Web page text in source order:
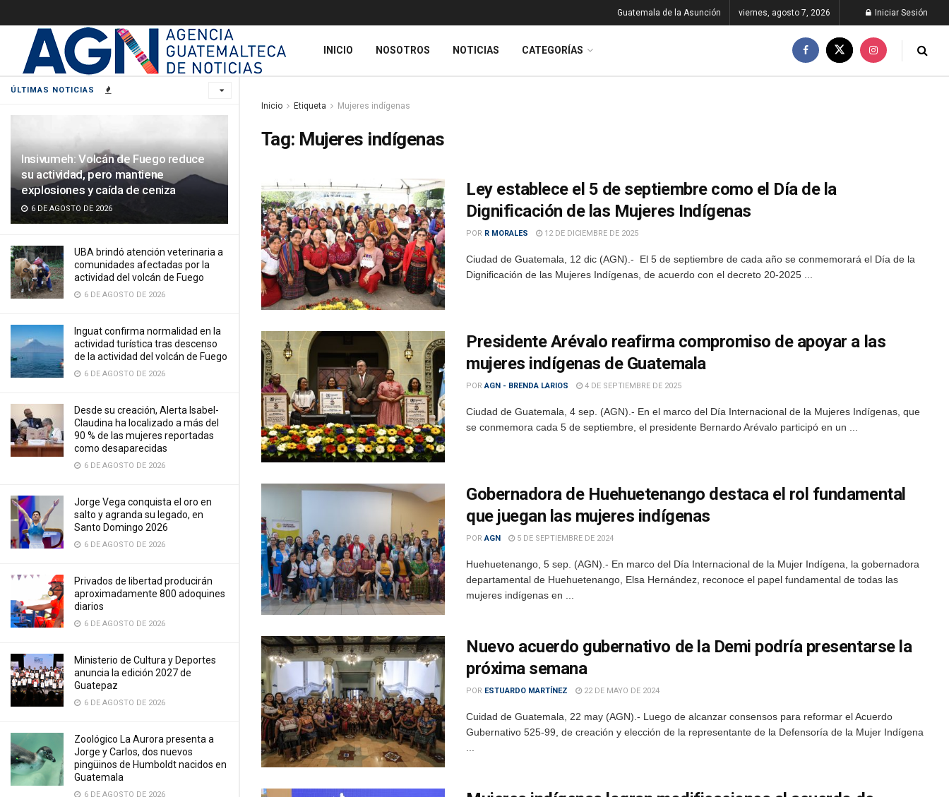
ÚLTIMAS NOTICIAS
Insivumeh: Volcán de Fuego reduce
su actividad, pero mantiene
explosiones y caída de ceniza
6 DE AGOSTO DE 2026
UBA brindó atención veterinaria a
comunidades afectadas por la
actividad del volcán de Fuego
6 DE AGOSTO DE 2026
Inguat confirma normalidad en la
actividad turística tras descenso
de la actividad del volcán de Fuego
6 DE AGOSTO DE 2026
Desde su creación, Alerta Isabel-
Claudina ha localizado a más del
90 % de las mujeres reportadas
como desaparecidas
6 DE AGOSTO DE 2026
Jorge Vega conquista el oro en
salto y agranda su legado, en
Santo Domingo 2026
6 DE AGOSTO DE 2026
Privados de libertad producirán
aproximadamente 800 adoquines
diarios
6 DE AGOSTO DE 2026
Ministerio de Cultura y Deportes
anuncia la edición 2027 de
Guatepaz
6 DE AGOSTO DE 2026
Zoológico La Aurora presenta a
Jorge y Carlos, dos nuevos
pingüinos de Humboldt nacidos en
Guatemala
6 DE AGOSTO DE 2026
Guatemala de la Asunción viernes, agosto 7, 2026 Iniciar Sesión
INICIO NOSOTROS NOTICIAS CATEGORÍAS
Inicio Etiqueta Mujeres indígenas
Tag: Mujeres indígenas
Ley establece el 5 de septiembre como el Día de la
Dignificación de las Mujeres Indígenas
POR R MORALES 12 DE DICIEMBRE DE 2025
Ciudad de Guatemala, 12 dic (AGN).- El 5 de septiembre de cada año se conmemorará el Día de la
Dignificación de las Mujeres Indígenas, de acuerdo con el decreto 20-2025 ...
Presidente Arévalo reafirma compromiso de apoyar a las
mujeres indígenas de Guatemala
POR AGN - BRENDA LARIOS 4 DE SEPTIEMBRE DE 2025
Ciudad de Guatemala, 4 sep. (AGN).- En el marco del Día Internacional de la Mujeres Indígenas, que
se conmemora cada 5 de septiembre, el presidente Bernardo Arévalo participó en un ...
Gobernadora de Huehuetenango destaca el rol fundamental
que juegan las mujeres indígenas
POR AGN 5 DE SEPTIEMBRE DE 2024
Huehuetenango, 5 sep. (AGN).- En marco del Día Internacional de la Mujer Indígena, la gobernadora
departamental de Huehuetenango, Elsa Hernández, reconoce el papel fundamental de todas las
mujeres indígenas en ...
Nuevo acuerdo gubernativo de la Demi podría presentarse la
próxima semana
POR ESTUARDO MARTÍNEZ 22 DE MAYO DE 2024
Cuidad de Guatemala, 22 may (AGN).- Luego de alcanzar consensos para reformar el Acuerdo
Gubernativo 525-99, de creación y elección de la representante de la Defensoría de la Mujer Indígena